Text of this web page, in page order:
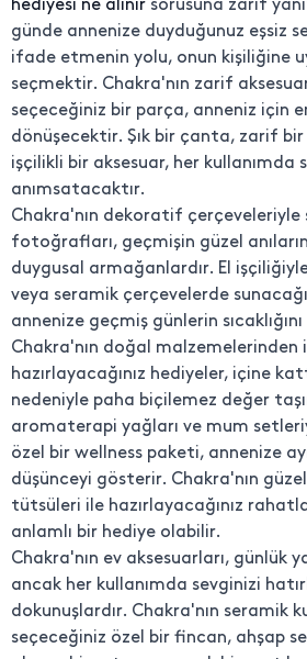
hediyesi ne alınır sorusuna zarif
günde annenize duyduğunuz eşsiz
ifade etmenin yolu, onun kişiliğine
seçmektir. Chakra'nın zarif
seçeceğiniz bir parça, anneniz için
dönüşecektir. Şık bir çanta, zarif
işçilikli bir aksesuar, her kullanımda
anımsatacaktır.
Chakra'nın dekoratif çerçeveleriyle
fotoğrafları, geçmişin güzel
duygusal armağanlardır. El
veya seramik çerçevelerde
annenize geçmiş günlerin
Chakra'nın doğal malzemelerinden
hazırlayacağınız hediyeler, içine
nedeniyle paha biçilemez değer
aromaterapi yağları ve mum
özel bir wellness paketi, annenize
düşünceyi gösterir. Chakra'nın
tütsüleri ile hazırlayacağınız
anlamlı bir hediye olabilir.
Chakra'nın ev aksesuarları, günlük
ancak her kullanımda sevginizi
dokunuşlardır. Chakra'nın seramik
seçeceğiniz özel bir fincan, ahşap